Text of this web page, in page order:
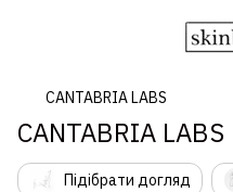
CANTABRIA LABS
CANTABRIA LABS
Підібрати догляд